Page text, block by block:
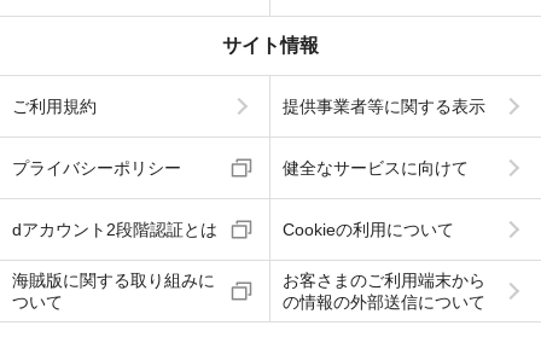
サイト情報
ご利用規約 提供事業者等に関する表示
プライバシーポリシー 健全なサービスに向けて
dアカウント2段階認証とは Cookieの利用について
海賊版に関する取り組みに
ついて
お客さまのご利用端末から
の情報の外部送信について